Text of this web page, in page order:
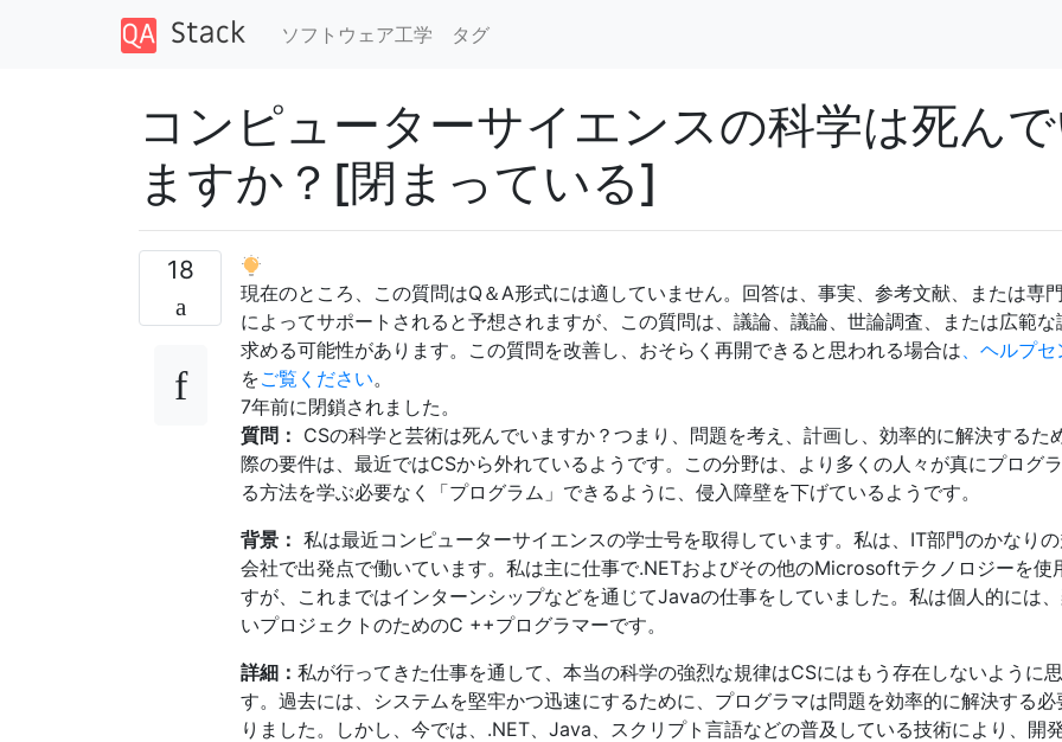
ソフトウェア工学 タグ
コンピューターサイエンスの科学は死ん
ますか？[閉まっている]
18
現在のところ、この質問はQ＆A形式には適していません。回答は、事実、参考文献、または専
によってサポートされると予想されますが、この質問は、議論、議論、世論調査、または広範な
求める可能性があります。この質問を改善し、おそらく再開できると思われる場合は 、ヘルプ
をご覧ください。
7年前に閉鎖されました 。
質問： CSの科学と芸術は死んでいますか？つまり、問題を考え、計画し、効率的に解決するた
際の要件は、最近ではCSから外れているようです。この分野は、より多くの人々が真にプログ
る方法を学ぶ必要なく「プログラム」できるように、侵入障壁を下げているようです。
背景： 私は最近コンピューターサイエンスの学士号を取得しています。私は、IT部門のかなり
会社で出発点で働いています。私は主に仕事で.NETおよびその他のMicrosoftテクノロジーを使
すが、これまではインターンシップなどを通じてJavaの仕事をしていました。私は個人的には
いプロジェクトのためのC ++プログラマーです。
詳細： 私が行ってきた仕事を通して、本当の科学の強烈な規律はCSにはもう存在しないように
す。過去には、システムを堅牢かつ迅速にするために、プログラマは問題を効率的に解決する必
りました。しかし、今では、.NET、Java、スクリプト言語などの普及している技術により、開